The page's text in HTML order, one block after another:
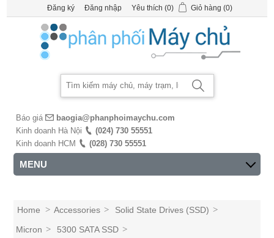
Đăng ký Đăng nhập Yêu thích (0) Giỏ hàng (0)
Báo giá
baogia@phanphoimaychu.com
Kinh doanh Hà Nội
(024) 730 55551
Kinh doanh HCM
(028) 730 55551
MENU
Home > Accessories > Solid State Drives (SSD) >
Micron > 5300 SATA SSD >